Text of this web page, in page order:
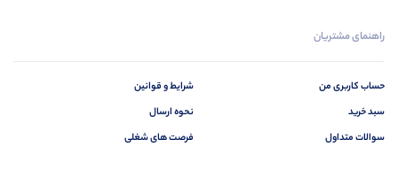
راهنمای مشتریان
حساب کاربری من
سبد خرید
سوالات متداول
شرایط و قوانین
نحوه ارسال
فرصت های شغلی